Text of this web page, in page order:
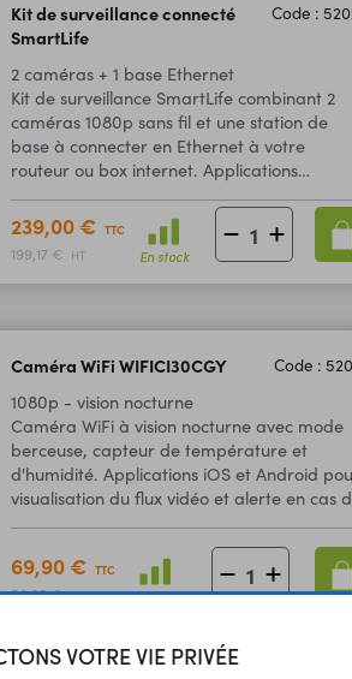
Kit de surveillance connecté
SmartLife
Code :
2 caméras + 1 base Ethernet
Kit de surveillance SmartLife combinant 2
caméras 1080p sans fil et une station de
base à connecter en Ethernet à votre
routeur ou box internet. Applications
compatibles iOS et Android. Nécessite un
disque dur SATA pour les enregistrements.
239,00 € TTC
199,17 € HT En stock
Caméra WiFi WIFICI30CGY Code :
1080p - vision nocturne
Caméra WiFi à vision nocturne avec mode
berceuse, capteur de température et
d'humidité. Applications iOS et Android
visualisation du flux vidéo et alerte en cas
détection sonore ou de mouvement.
69,90 € TTC
58,25 € HT En stock
VOTRE VIE PRIVÉE